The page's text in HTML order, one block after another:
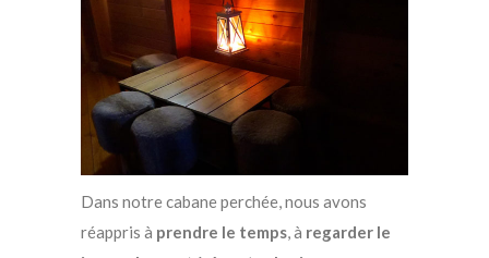
Dans notre cabane perchée, nous avons
réappris à prendre le temps, à regarder le